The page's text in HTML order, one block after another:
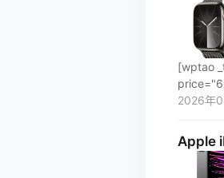
[wptao
2026年
Apple